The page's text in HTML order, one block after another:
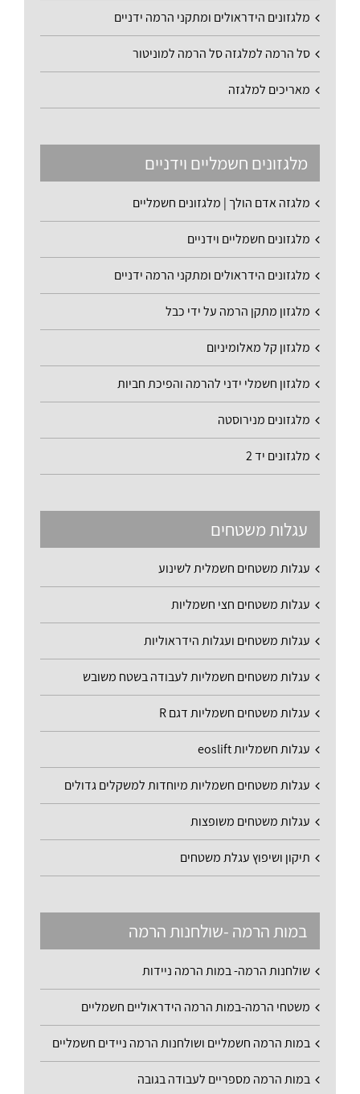
מלגזונים הידראולים ומתקני הרמה ידניים
סל הרמה למלגזה סל הרמה למוניטור
מאריכים למלגזה
מלגזונים חשמליים וידניים
מלגזה אדם הולך | מלגזונים חשמליים
מלגזונים חשמליים וידניים
מלגזונים הידראולים ומתקני הרמה ידניים
מלגזון מתקן הרמה על ידי כבל
מלגזון קל מאלומיניום
מלגזון חשמלי ידני להרמה והפיכת חביות
מלגזונים מנירוסטה
מלגזונים יד 2
עגלות משטחים
עגלות משטחים חשמלית לשינוע
עגלות משטחים חצי חשמליות
עגלות משטחים ועגלות הידראוליות
עגלות משטחים חשמליות לעבודה בשטח משובש
עגלות משטחים חשמליות דגם R
עגלות חשמליות eoslift
עגלות משטחים חשמליות מיוחדות למשקלים גדולים
עגלות משטחים משופצות
תיקון ושיפוץ עגלת משטחים
במות הרמה -שולחנות הרמה
שולחנות הרמה- במות הרמה ניידות
משטחי הרמה-במות הרמה הידראוליים חשמליים
במות הרמה חשמליים ושולחנות הרמה ניידים חשמליים
במות הרמה מספריים לעבודה בגובה